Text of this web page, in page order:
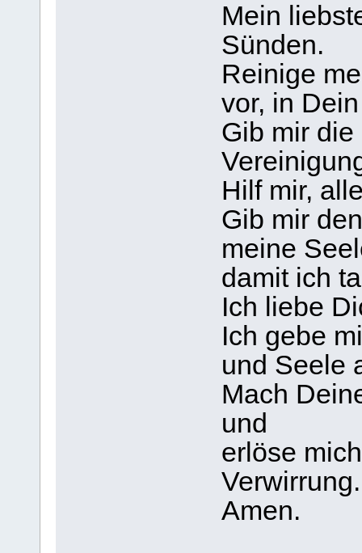
Mein
Sünden.
Reinige
vor, in
Gib mir
Hilf mir,
Gib mir
meine
damit ich
Ich liebe
Ich gebe
und Seele
Mach
und
erlöse
Verwirrung.
Amen.